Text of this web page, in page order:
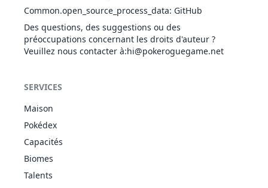
Rafflesia
PLA
POI
Prioguérison
Pose Spore
Griffe Dure
Ramassage
Common.open_source_process_data: GitHub
Des questions, des suggestions ou des
préoccupations concernant les droits d'auteur ?
Veuillez nous contacter à:hi@pokeroguegame.net
SERVICES
Maison
Pokédex
Capacités
Biomes
Talents